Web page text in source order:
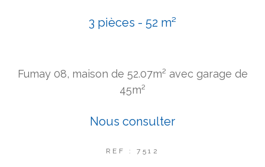
3 pièces - 52 m²
Fumay 08, maison de 52.07m² avec garage de
45m²
Nous consulter
REF : 7512